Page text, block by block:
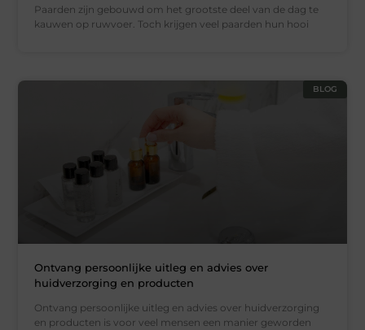
Paarden zijn gebouwd om het grootste deel van de dag te
kauwen op ruwvoer. Toch krijgen veel paarden hun hooi
BLOG
Ontvang persoonlijke uitleg en advies over
huidverzorging en producten
Ontvang persoonlijke uitleg en advies over huidverzorging
en producten is voor veel mensen een manier geworden